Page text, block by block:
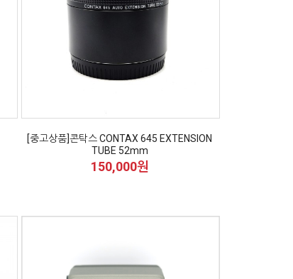
[중고상품]콘탁스 CONTAX 645 EXTENSION
TUBE 52mm
150,000원